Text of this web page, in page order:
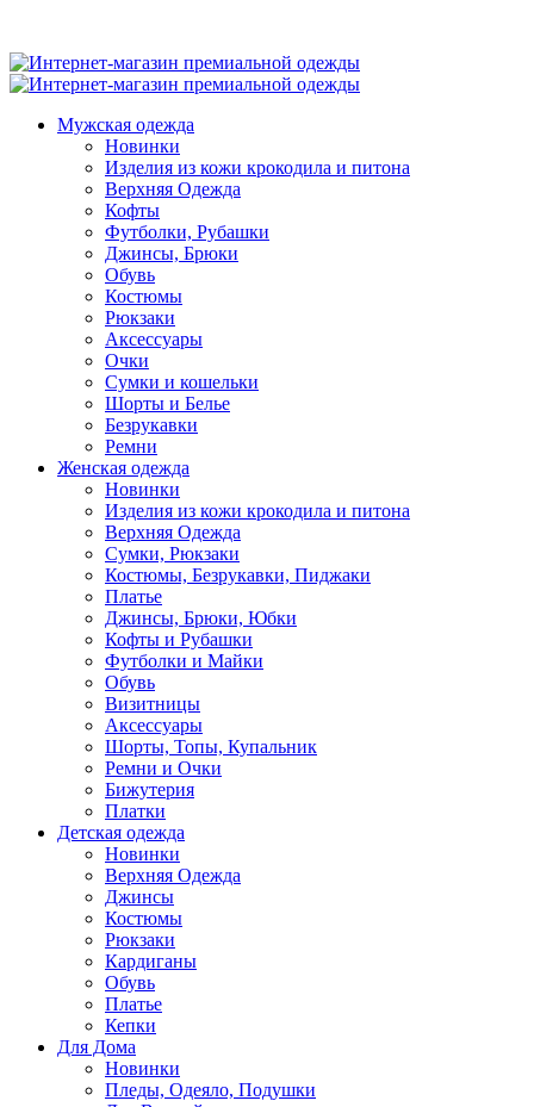
Мужская одежда
Новинки
Изделия из кожи крокодила и питона
Верхняя Одежда
Кофты
Футболки, Рубашки
Джинсы, Брюки
Обувь
Костюмы
Рюкзаки
Аксессуары
Очки
Сумки и кошельки
Шорты и Белье
Безрукавки
Ремни
Женская одежда
Новинки
Изделия из кожи крокодила и питона
Верхняя Одежда
Сумки, Рюкзаки
Костюмы, Безрукавки, Пиджаки
Платье
Джинсы, Брюки, Юбки
Кофты и Рубашки
Футболки и Майки
Обувь
Визитницы
Аксессуары
Шорты, Топы, Купальник
Ремни и Очки
Бижутерия
Платки
Детская одежда
Новинки
Верхняя Одежда
Джинсы
Костюмы
Рюкзаки
Кардиганы
Обувь
Платье
Кепки
Для Дома
Новинки
Пледы, Одеяло, Подушки